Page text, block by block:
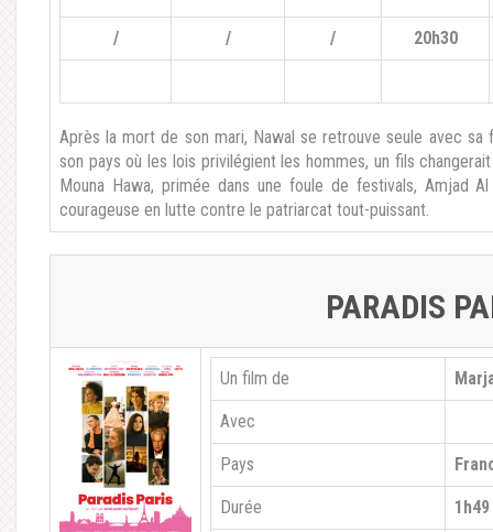
/ / / 20h30
Après la mort de son mari, Nawal se retrouve seule avec
son pays où les lois privilégient les hommes, un fils
Mouna Hawa, primée dans une foule de festivals, Amjad
courageuse en lutte contre le patriarcat tout-puissant.
PARADIS
Un film de
Avec
Pays
Durée 1h49